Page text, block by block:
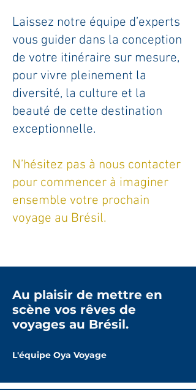
Laissez notre équipe d’experts
vous guider dans la conception
de votre itinéraire sur mesure,
pour vivre pleinement la
diversité, la culture et la
beauté de cette destination
exceptionnelle.
N’hésitez pas à nous contacter
pour commencer à imaginer
ensemble votre prochain
voyage au Brésil.
Au plaisir de mettre en
scène vos rêves de
voyages au Brésil.
L'équipe Oya Voyage